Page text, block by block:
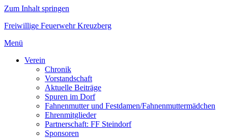
Zum Inhalt springen
Freiwillige Feuerwehr Kreuzberg
Menü
Verein
Chronik
Vorstandschaft
Aktuelle Beiträge
Spuren im Dorf
Fahnenmutter und Festdamen/Fahnenmuttermädchen
Ehrenmitglieder
Partnerschaft: FF Steindorf
Sponsoren